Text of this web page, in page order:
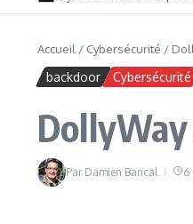
Accueil / Cybersécurité /
backdoor Cybersécurité
Par Damien Bancal 6